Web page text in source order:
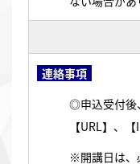
連絡事項
◎申込受付後
【URL】、
※開講日は、